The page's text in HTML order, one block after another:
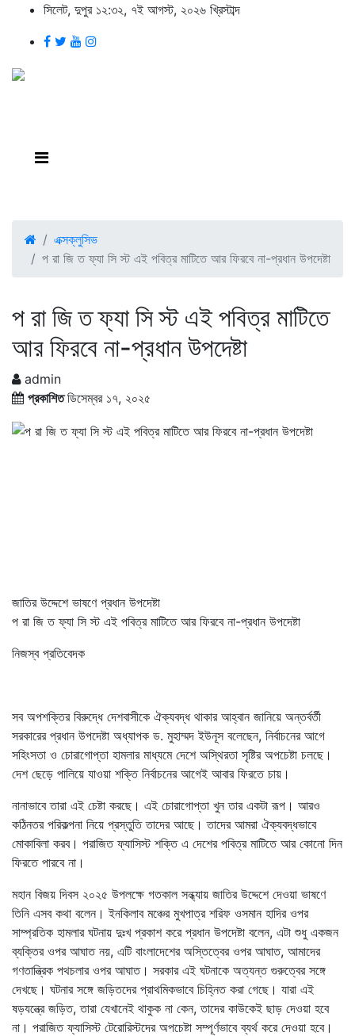
সিলেট, দুপুর ১২:৩২, ৭ই আগস্ট, ২০২৬ খ্রিস্টাব্দ
এক্সক্লুসিভ
প রা জি ত ফ্যা সি স্ট এই পবিত্র মাটিতে আর ফিরবে না-প্রধান উপদেষ্টা
প রা জি ত ফ্যা সি স্ট এই পবিত্র মাটিতে
আর ফিরবে না-প্রধান উপদেষ্টা
admin
প্রকাশিতডিসেম্বর ১৭, ২০২৫
জাতির উদ্দেশে ভাষণে প্রধান উপদেষ্টা
প রা জি ত ফ্যা সি স্ট এই পবিত্র মাটিতে আর ফিরবে না-প্রধান উপদেষ্টা
নিজস্ব প্রতিবেদক
সব অপশক্তির বিরুদ্ধে দেশবাসীকে ঐক্যবদ্ধ থাকার আহ্বান জানিয়ে অন্তর্বর্তী
সরকারের প্রধান উপদেষ্টা অধ্যাপক ড. মুহাম্মদ ইউনূস বলেছেন, নির্বাচনের আগে
সহিংসতা ও চোরাগোপ্তা হামলার মাধ্যমে দেশে অস্থিরতা সৃষ্টির অপচেষ্টা চলছে।
দেশ ছেড়ে পালিয়ে যাওয়া শক্তি নির্বাচনের আগেই আবার ফিরতে চায়।
নানাভাবে তারা এই চেষ্টা করছে। এই চোরাগোপ্তা খুন তার একটা রূপ। আরও
কঠিনতর পরিকল্পনা নিয়ে প্রস্তুতি তাদের আছে। তাদের আমরা ঐক্যবদ্ধভাবে
মোকাবিলা করব। পরাজিত ফ্যাসিস্ট শক্তি এ দেশের পবিত্র মাটিতে আর কোনো দিন
ফিরতে পারবে না।
মহান বিজয় দিবস ২০২৫ উপলক্ষে গতকাল সন্ধ্যায় জাতির উদ্দেশে দেওয়া ভাষণে
তিনি এসব কথা বলেন। ইনকিলাব মঞ্চের মুখপাত্র শরিফ ওসমান হাদির ওপর
সাম্প্রতিক হামলার ঘটনায় দুঃখ প্রকাশ করে প্রধান উপদেষ্টা বলেন, এটা শুধু একজন
ব্যক্তির ওপর আঘাত নয়, এটি বাংলাদেশের অস্তিত্বের ওপর আঘাত, আমাদের
গণতান্ত্রিক পথচলার ওপর আঘাত। সরকার এই ঘটনাকে অত্যন্ত গুরুত্বের সঙ্গে
দেখছে। ঘটনার সঙ্গে জড়িতদের প্রাথমিকভাবে চিহ্নিত করা গেছে। যারা এই
ষড়যন্ত্রে জড়িত, তারা যেখানেই থাকুক না কেন, তাদের কাউকেই ছাড় দেওয়া হবে
না। পরাজিত ফ্যাসিস্ট টেরোরিস্টদের অপচেষ্টা সম্পূর্ণভাবে ব্যর্থ করে দেওয়া হবে।